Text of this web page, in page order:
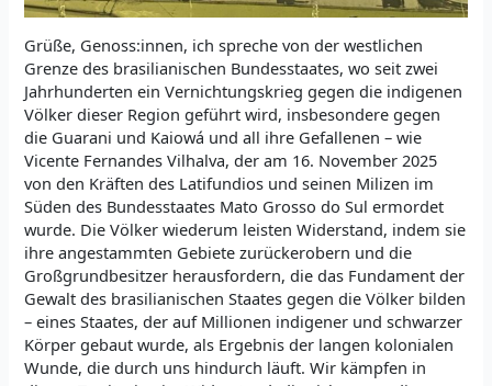
Grüße, Genoss:innen, ich spreche von der westlichen
Grenze des brasilianischen Bundesstaates, wo seit zwei
Jahrhunderten ein Vernichtungskrieg gegen die indigenen
Völker dieser Region geführt wird, insbesondere gegen
die Guarani und Kaiowá und all ihre Gefallenen – wie
Vicente Fernandes Vilhalva, der am 16. November 2025
von den Kräften des Latifundios und seinen Milizen im
Süden des Bundesstaates Mato Grosso do Sul ermordet
wurde. Die Völker wiederum leisten Widerstand, indem sie
ihre angestammten Gebiete zurückerobern und die
Großgrundbesitzer herausfordern, die das Fundament der
Gewalt des brasilianischen Staates gegen die Völker bilden
– eines Staates, der auf Millionen indigener und schwarzer
Körper gebaut wurde, als Ergebnis der langen kolonialen
Wunde, die durch uns hindurch läuft. Wir kämpfen in